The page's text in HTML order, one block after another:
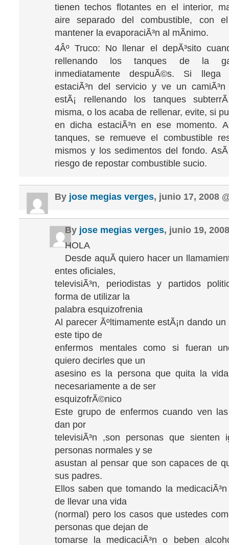
tienen techos flotantes en el interior,
aire separado del combustible, con
mantener la evaporaciÃ³n al mÃ­nimo.
4Âº Truco: No llenar el depÃ³sito
rellenando los tanques de la
inmediatamente despuÃ©s. Si
estaciÃ³n del servicio y ve un
estÃ¡ rellenando los tanques
misma, o los acaba de rellenar, evite, si
en dicha estaciÃ³n en ese momento.
tanques, se remueve el combustible
mismos y los sedimentos del fondo.
riesgo de repostar combustible sucio.
By jose megias verges, junio 17, 2008
By jose megias verges, junio 19,
HOLA
Desde aquÃ­ quiero hacer un
entes oficiales,
televisiÃ³n, periodistas y partidos
forma de utilizar la
palabra esquizofrenia
Al parecer Ãºltimamente estÃ¡n dando
este tipo de
enfermos mentales como si fueran
quiero decirles que un
asesino es la persona que quita la
necesariamente a de ser
esquizofrÃ©nico
Este grupo de enfermos cuando ven
dan por
televisiÃ³n ,son personas que sienten
personas normales y se
asustan al pensar que son capaces de
sus padres.
Ellos saben que tomando la
de llevar una vida
(normal) pero los casos que ustedes
personas que dejan de
tomarse la medicaciÃ³n o beben